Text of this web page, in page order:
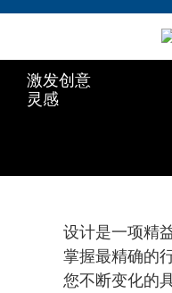
激发创意
灵感
设计是一项精
掌握最精确的
您不断变化的